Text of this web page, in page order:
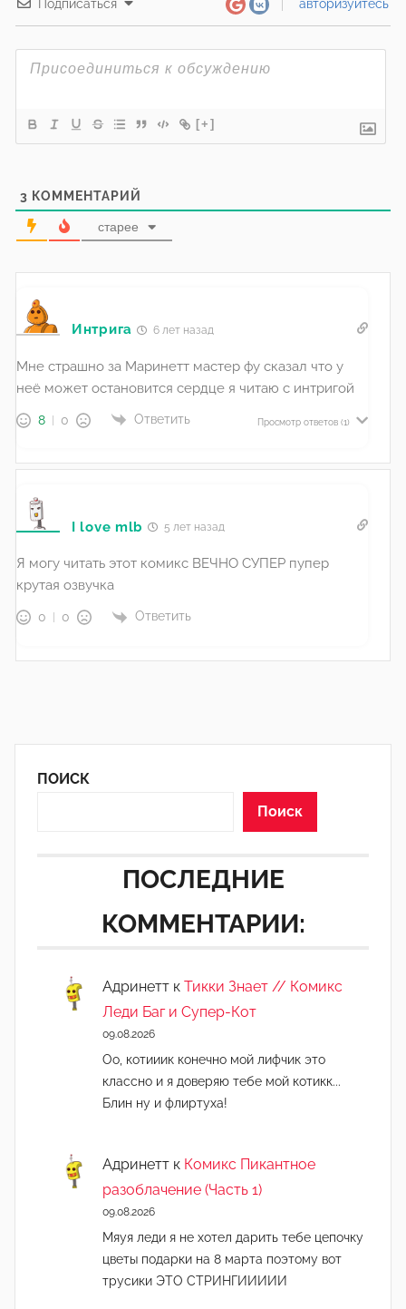
Подписаться авторизуйтесь
[+]
3 КОММЕНТАРИЙ
старее
Интрига 6 лет назад
Мне страшно за Маринетт мастер фу сказал что у
неё может остановится сердце я читаю с интригой
8 0 Ответить Просмотр ответов (1)
I love mlb 5 лет назад
Я могу читать этот комикс ВЕЧНО СУПЕР пупер
крутая озвучка
0 0 Ответить
ПОИСК
Поиск
ПОСЛЕДНИЕ
КОММЕНТАРИИ:
Адринетт к Тикки Знает // Комикс
Леди Баг и Супер-Кот
09.08.2026
Оо, котииик конечно мой лифчик это
классно и я доверяю тебе мой котикк...
Блин ну и флиртуха!
Адринетт к Комикс Пикантное
разоблачение (Часть 1)
09.08.2026
Мяуя леди я не хотел дарить тебе цепочку
цветы подарки на 8 марта поэтому вот
трусики ЭТО СТРИНГИИИИИ